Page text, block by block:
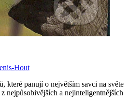
Hout
které panují o největším savci na světe
nejpůsobivějších a nejinteligentnějších